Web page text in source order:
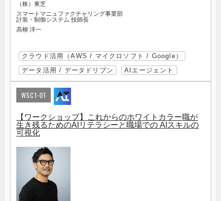
（株）東芝
スマートマニュファクチャリング事業部
計装・制御システム 技師長
高柳 洋一
クラウド活用（AWS / マイクロソフト / Google）
データ活用 / データドリブン
AIエージェント
WSC1-01
【ワークショップ】これからのホワイトカラー職が
生き残るためのAIリテラシーと職場での AIスキルの
可視化